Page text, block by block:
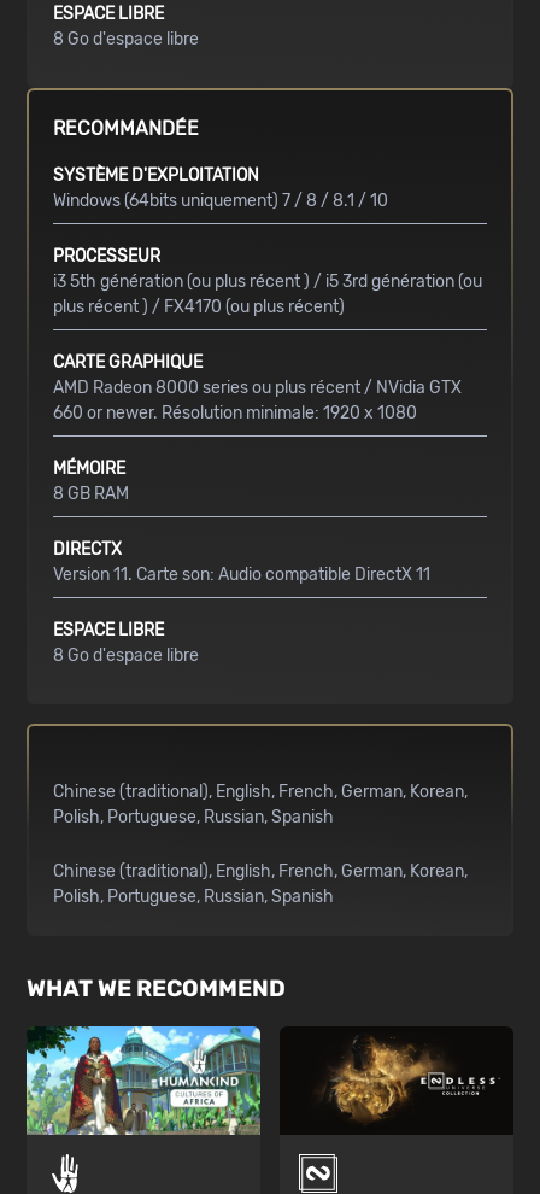
ESPACE LIBRE
8 Go d'espace libre
RECOMMANDÉE
SYSTÈME D'EXPLOITATION
Windows (64bits uniquement) 7 / 8 / 8.1 / 10
PROCESSEUR
i3 5th génération (ou plus récent ) / i5 3rd génération (ou
plus récent ) / FX4170 (ou plus récent)
CARTE GRAPHIQUE
AMD Radeon 8000 series ou plus récent / NVidia GTX
660 or newer. Résolution minimale: 1920 x 1080
MÉMOIRE
8 GB RAM
DIRECTX
Version 11. Carte son: Audio compatible DirectX 11
ESPACE LIBRE
8 Go d'espace libre
Chinese (traditional) English French German Korean
Polish Portuguese Russian Spanish
Chinese (traditional) English French German Korean
Polish Portuguese Russian Spanish
WHAT WE RECOMMEND